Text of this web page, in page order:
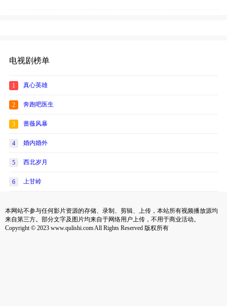
电视剧榜单
1 真心英雄
2 奔跑吧医生
3 蔷薇风暴
4 婚内婚外
5 西北岁月
6 上甘岭
本网站不参与任何影片资源的存储、录制、剪辑、上传，本站所有视频播放源均
来自第三方。部分文字及图片均来自于网络用户上传，不用于商业活动。
Copyright © 2023 www.qulishi.com All Rights Reserved 版权所有